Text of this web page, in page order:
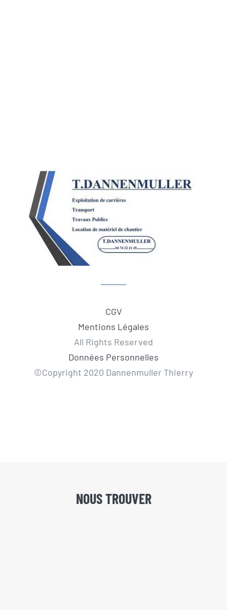
CGV
Mentions Légales
All Rights Reserved
Données Personnelles
©Copyright 2020 Dannenmuller Thierry
NOUS TROUVER